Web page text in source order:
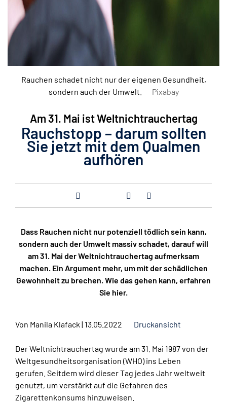
Rauchen schadet nicht nur der eigenen Gesundheit,
sondern auch der Umwelt.
Pixabay
Am 31. Mai ist Weltnichtrauchertag
Rauchstopp – darum sollten
Sie jetzt mit dem Qualmen
aufhören
Dass Rauchen nicht nur potenziell tödlich sein kann,
sondern auch der Umwelt massiv schadet, darauf will
am 31. Mai der Weltnichtrauchertag aufmerksam
machen. Ein Argument mehr, um mit der schädlichen
Gewohnheit zu brechen. Wie das gehen kann, erfahren
Sie hier.
Von Manila Klafack | 13.05.2022 Druckansicht
Der Weltnichtrauchertag wurde am 31. Mai 1987 von der
Weltgesundheitsorganisation (WHO) ins Leben
gerufen. Seitdem wird dieser Tag jedes Jahr weltweit
genutzt, um verstärkt auf die Gefahren des
Zigarettenkonsums hinzuweisen.